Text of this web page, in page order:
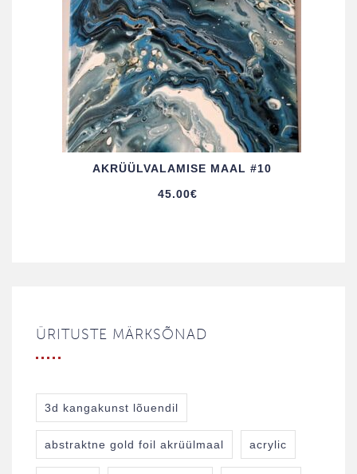
AKRÜÜL­VALAMISE MAAL #10
45.00€
ÜRITUSTE MÄRKSÕNAD
3d kangakunst lõuendil
abstraktne gold foil akrüülmaal acrylic